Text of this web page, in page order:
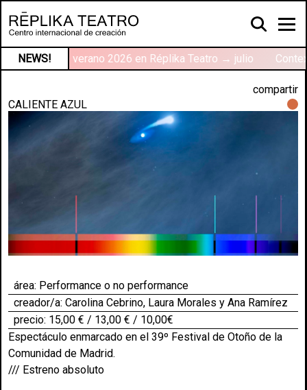
NEWS!
Talleres de verano 2026 en Réplika Teatro → julio
compartir
CALIENTE AZUL
área: Performance o no performance
creador/a: Carolina Cebrino, Laura Morales y Ana Ramírez
precio: 15,00 € / 13,00 € / 10,00€
Espectáculo enmarcado en el 39º Festival de Otoño de la
Comunidad de Madrid.
/// Estreno absoluto